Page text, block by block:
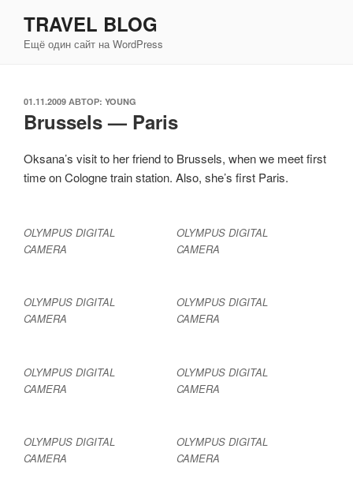
содержимому
TRAVEL BLOG
Ещё один сайт на WordPress
ОПУБЛИКОВАНО
01.11.2009 АВТОР: YOUNG
Brussels — Paris
Oksana’s visit to her friend to Brussels, when we meet first
time on Cologne train station. Also, she’s first Paris.
OLYMPUS DIGITAL
CAMERA
OLYMPUS DIGITAL
CAMERA
OLYMPUS DIGITAL
CAMERA
OLYMPUS DIGITAL
CAMERA
OLYMPUS DIGITAL
CAMERA
OLYMPUS DIGITAL
CAMERA
OLYMPUS DIGITAL
CAMERA
OLYMPUS DIGITAL
CAMERA